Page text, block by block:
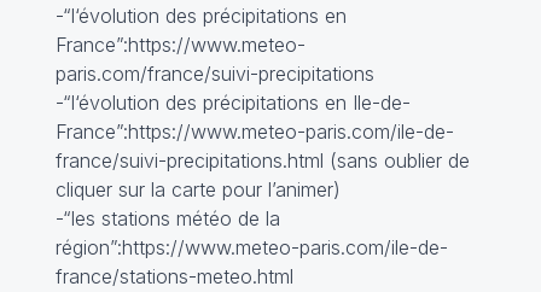
-“l‘évolution des précipitations en
France”:https://www.meteo-
paris.com/france/suivi-precipitations
-“l‘évolution des précipitations en Ile-de-
France”:https://www.meteo-paris.com/ile-de-
france/suivi-precipitations.html (sans oublier de
cliquer sur la carte pour l’animer)
-“les stations météo de la
région”:https://www.meteo-paris.com/ile-de-
france/stations-meteo.html